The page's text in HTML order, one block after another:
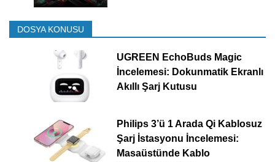
DOSYA KONUSU
UGREEN EchoBuds Magic
İncelemesi: Dokunmatik Ekranlı
Akıllı Şarj Kutusu
Philips 3’ü 1 Arada Qi Kablosuz
Şarj İstasyonu İncelemesi:
Masaüstünde Kablo